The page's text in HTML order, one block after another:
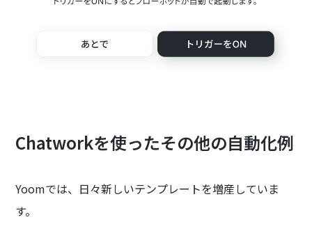
Chatworkを使ったその他の自動化例
Yoomでは、日々新しいテンプレートを増産していま
す。